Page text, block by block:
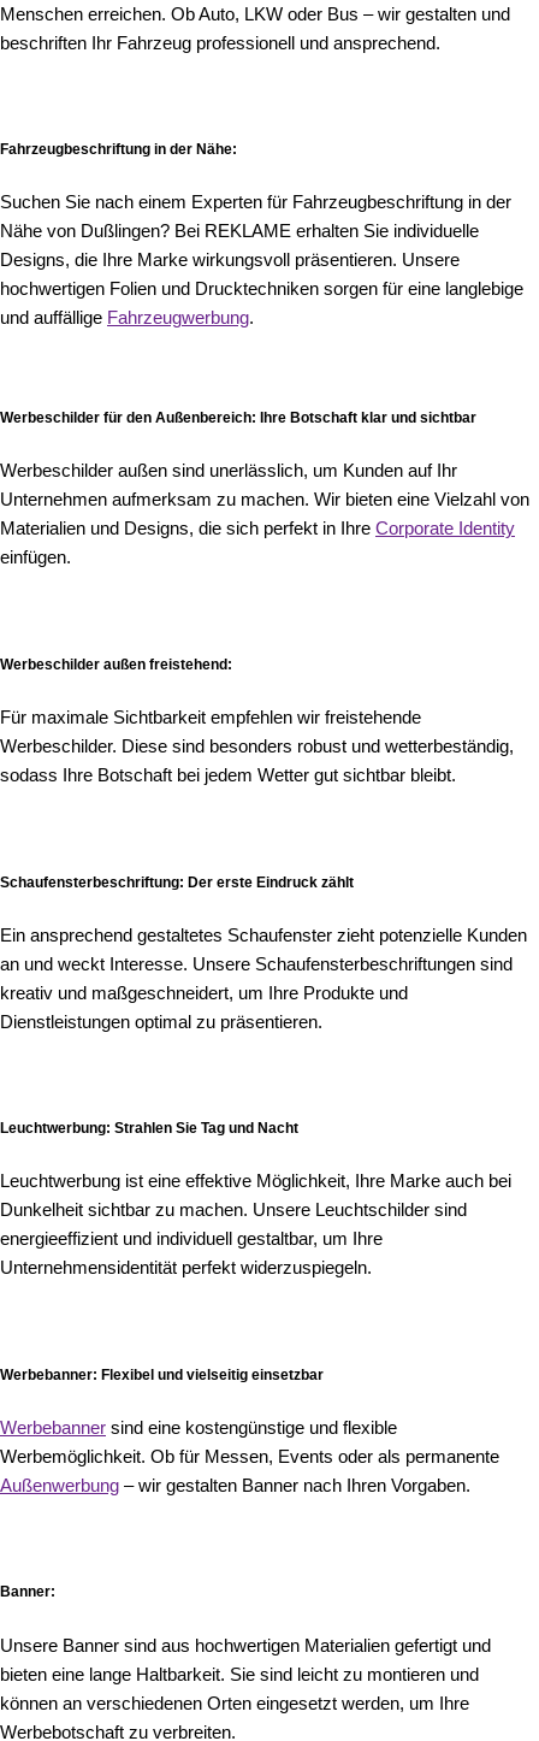
Menschen erreichen. Ob Auto, LKW oder Bus – wir gestalten und
beschriften Ihr Fahrzeug professionell und ansprechend.
Fahrzeugbeschriftung in der Nähe:
Suchen Sie nach einem Experten für Fahrzeugbeschriftung in der
Nähe von Dußlingen? Bei REKLAME erhalten Sie individuelle
Designs, die Ihre Marke wirkungsvoll präsentieren. Unsere
hochwertigen Folien und Drucktechniken sorgen für eine langlebige
und auffällige Fahrzeugwerbung.
Werbeschilder für den Außenbereich: Ihre Botschaft klar und sichtbar
Werbeschilder außen sind unerlässlich, um Kunden auf Ihr
Unternehmen aufmerksam zu machen. Wir bieten eine Vielzahl von
Materialien und Designs, die sich perfekt in Ihre Corporate Identity
einfügen.
Werbeschilder außen freistehend:
Für maximale Sichtbarkeit empfehlen wir freistehende
Werbeschilder. Diese sind besonders robust und wetterbeständig,
sodass Ihre Botschaft bei jedem Wetter gut sichtbar bleibt.
Schaufensterbeschriftung: Der erste Eindruck zählt
Ein ansprechend gestaltetes Schaufenster zieht potenzielle Kunden
an und weckt Interesse. Unsere Schaufensterbeschriftungen sind
kreativ und maßgeschneidert, um Ihre Produkte und
Dienstleistungen optimal zu präsentieren.
Leuchtwerbung: Strahlen Sie Tag und Nacht
Leuchtwerbung ist eine effektive Möglichkeit, Ihre Marke auch bei
Dunkelheit sichtbar zu machen. Unsere Leuchtschilder sind
energieeffizient und individuell gestaltbar, um Ihre
Unternehmensidentität perfekt widerzuspiegeln.
Werbebanner: Flexibel und vielseitig einsetzbar
Werbebanner sind eine kostengünstige und flexible
Werbemöglichkeit. Ob für Messen, Events oder als permanente
Außenwerbung – wir gestalten Banner nach Ihren Vorgaben.
Banner:
Unsere Banner sind aus hochwertigen Materialien gefertigt und
bieten eine lange Haltbarkeit. Sie sind leicht zu montieren und
können an verschiedenen Orten eingesetzt werden, um Ihre
Werbebotschaft zu verbreiten.